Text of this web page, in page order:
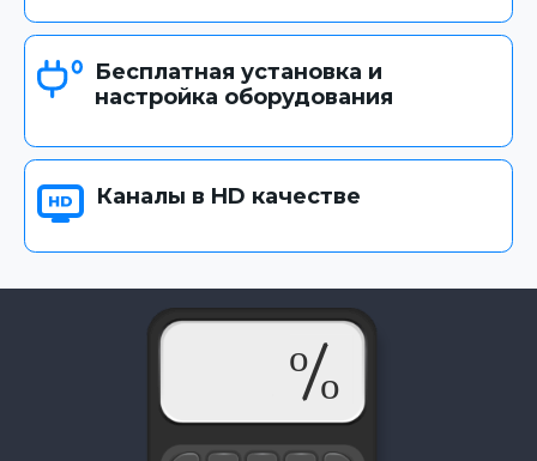
Бесплатная установка и
настройка оборудования
Каналы в HD качестве